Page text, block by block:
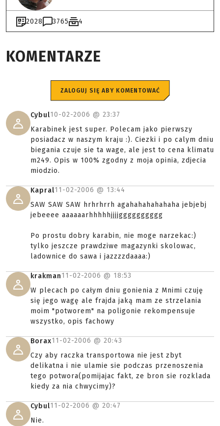
2028 3765 4
KOMENTARZE
ZALOGUJ SIĘ ABY KOMENTOWAĆ
Cybul10-02-2006 @ 23:37
Karabinek jest super. Polecam jako pierwszy
posiadacz w naszym kraju :). Ciezki i po calym dniu
biegania czuje sie ta wage, ale jest to cena klimatu
m249. Opis w 100% zgodny z moja opinia, zdjecia
miodzio.
Kapral11-02-2006 @ 13:44
SAW SAW SAW hrhrhrrh agahahahahahaha jebjebj
jebeeee aaaaaarhhhhhjjjjgggggggggg
Po prostu dobry karabin, nie moge narzekac:)
tylko jeszcze prawdziwe magazynki skolowac,
ladownice do sawa i jazzzzdaaaa:)
krakman11-02-2006 @ 18:53
W plecach po całym dniu gonienia z Mnimi czuję
się jego wagę ale frajda jaką mam ze strzelania
moim "potworem" na poligonie rekompensuje
wszystko, opis fachowy
Borax11-02-2006 @ 20:43
Czy aby raczka transportowa nie jest zbyt
delikatna i nie ulamie sie podczas przenoszenia
tego potwora(pomijajac fakt, ze bron sie rozklada
kiedy za nia chwycimy)?
Cybul11-02-2006 @ 20:47
Nie.